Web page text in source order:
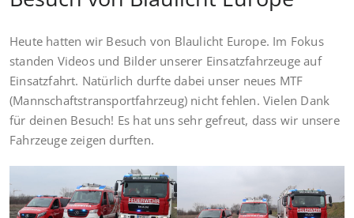
Heute hatten wir Besuch von Blaulicht Europe. Im Fokus
standen Videos und Bilder unserer Einsatzfahrzeuge auf
Einsatzfahrt. Natürlich durfte dabei unser neues MTF
(Mannschaftstransportfahrzeug) nicht fehlen. Vielen Dank
für deinen Besuch! Es hat uns sehr gefreut, dass wir unsere
Fahrzeuge zeigen durften.